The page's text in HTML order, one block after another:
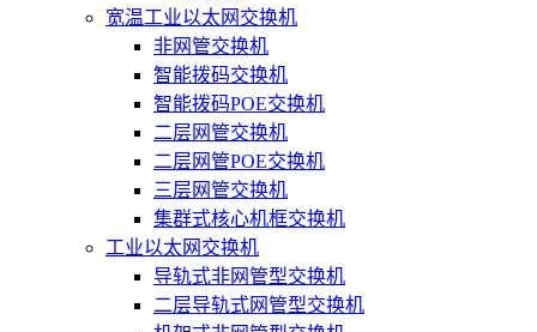
宽温工业以太网交换机
非网管交换机
智能拨码交换机
智能拨码POE交换机
二层网管交换机
二层网管POE交换机
三层网管交换机
集群式核心机框交换机
工业以太网交换机
导轨式非网管型交换机
二层导轨式网管型交换机